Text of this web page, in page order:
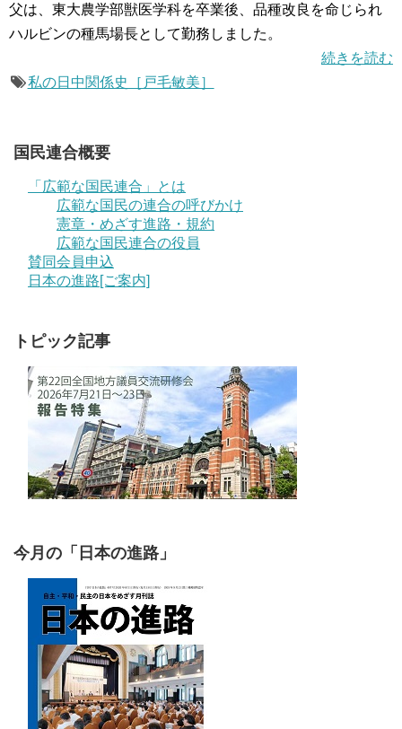
父は、東大農学部獣医学科を卒業後、品種改良を命じられ
ハルビンの種馬場長として勤務しました。
続きを読む
私の日中関係史［戸毛敏美］
国民連合概要
「広範な国民連合」とは
広範な国民の連合の呼びかけ
憲章・めざす進路・規約
広範な国民連合の役員
賛同会員申込
日本の進路[ご案内]
トピック記事
今月の「日本の進路」